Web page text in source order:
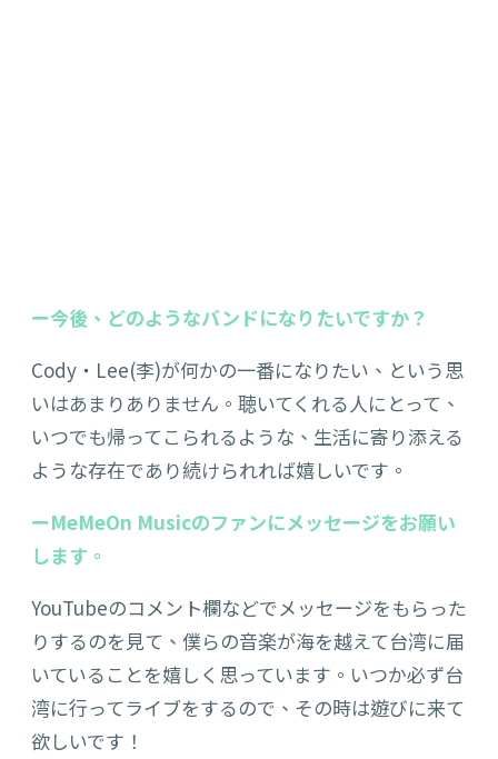
ー今後、どのようなバンドになりたいですか？
Cody・Lee(李)が何かの一番になりたい、という思
いはあまりありません。聴いてくれる人にとって、
いつでも帰ってこられるような、生活に寄り添える
ような存在であり続けられれば嬉しいです。
ーMeMeOn Musicのファンにメッセージをお願い
します。
YouTubeのコメント欄などでメッセージをもらった
りするのを見て、僕らの音楽が海を越えて台湾に届
いていることを嬉しく思っています。いつか必ず台
湾に行ってライブをするので、その時は遊びに来て
欲しいです！